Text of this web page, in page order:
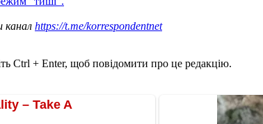
канал https://t.me/korrespondentnet
Ctrl + Enter, щоб повідомити про це редакцію.